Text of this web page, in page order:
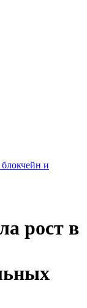
и
рост в